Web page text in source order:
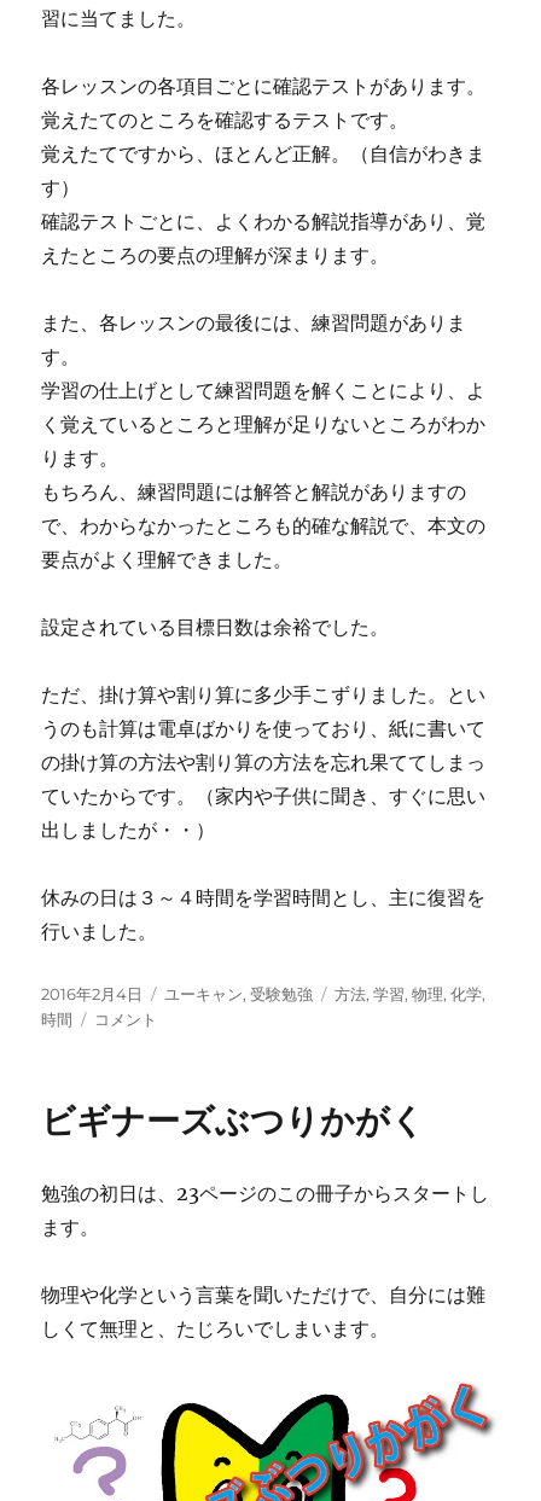
習に当てました。
各レッスンの各項目ごとに確認テストがあります。
覚えたてのところを確認するテストです。
覚えたてですから、ほとんど正解。（自信がわきま
す）
確認テストごとに、よくわかる解説指導があり、覚
えたところの要点の理解が深まります。
また、各レッスンの最後には、練習問題がありま
す。
学習の仕上げとして練習問題を解くことにより、よ
く覚えているところと理解が足りないところがわか
ります。
もちろん、練習問題には解答と解説がありますの
で、わからなかったところも的確な解説で、本文の
要点がよく理解できました。
設定されている目標日数は余裕でした。
ただ、掛け算や割り算に多少手こずりました。とい
うのも計算は電卓ばかりを使っており、紙に書いて
の掛け算の方法や割り算の方法を忘れ果ててしまっ
ていたからです。（家内や子供に聞き、すぐに思い
出しましたが・・）
休みの日は３～４時間を学習時間とし、主に復習を
行いました。
投
稿
2016年2月4日
カ
ユーキャン,受験勉強
タ
方法,学習,物理,化学,
時間
テ
１
物
礎
科
コメント
ビギナーズぶつりかがく
勉強の初日は、23ページのこの冊子からスタートし
ます。
物理や化学という言葉を聞いただけで、自分には難
しくて無理と、たじろいでしまいます。